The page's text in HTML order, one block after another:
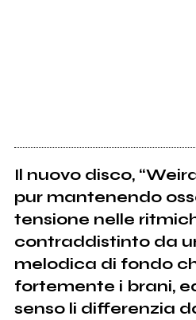
Il nuovo disco,
pur mantenendo
tensione nelle
contraddistinto da
melodica di fondo
fortemente i brani,
senso li differenzia